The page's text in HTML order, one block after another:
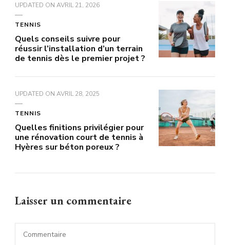
UPDATED ON AVRIL 21, 2026
TENNIS
Quels conseils suivre pour
réussir l’installation d’un terrain
de tennis dès le premier projet ?
UPDATED ON AVRIL 28, 2025
TENNIS
Quelles finitions privilégier pour
une rénovation court de tennis à
Hyères sur béton poreux ?
Laisser un commentaire